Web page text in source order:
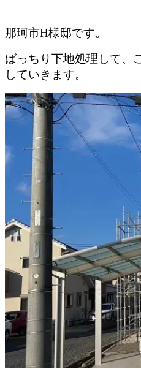
那珂市H様邸です。
ばっちり下地処理して、
していきます。